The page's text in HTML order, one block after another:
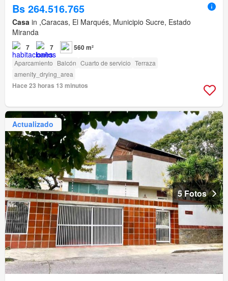
Bs 264.516.765
Casa in ,Caracas, El Marqués, Municipio Sucre, Estado
Miranda
7 7 560 m²
Aparcamiento Balcón Cuarto de servicio Terraza
amenity_drying_area
Hace 23 horas 13 minutos
Actualizado
5 Fotos